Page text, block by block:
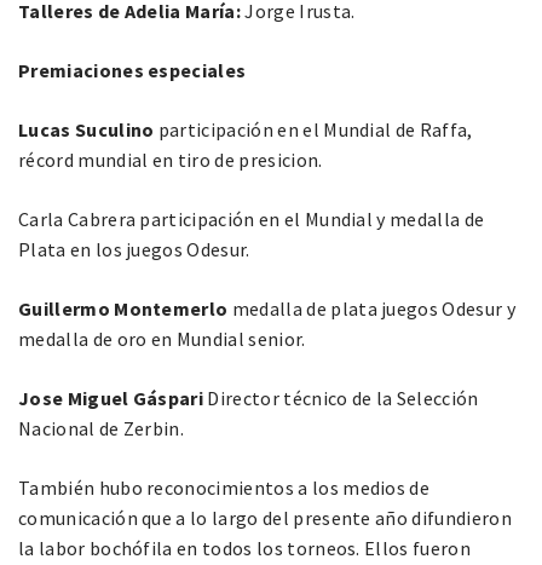
Talleres de Adelia María:Jorge Irusta.
Premiaciones especiales
Lucas Suculino participación en el Mundial de Raffa,
récord mundial en tiro de presicion.
Carla Cabrera participación en el Mundial y medalla de
Plata en los juegos Odesur.
Guillermo Montemerlo medalla de plata juegos Odesur y
medalla de oro en Mundial senior.
Jose Miguel Gáspari Director técnico de la Selección
Nacional de Zerbin.
También hubo reconocimientos a los medios de
comunicación que a lo largo del presente año difundieron
la labor bochófila en todos los torneos. Ellos fueron